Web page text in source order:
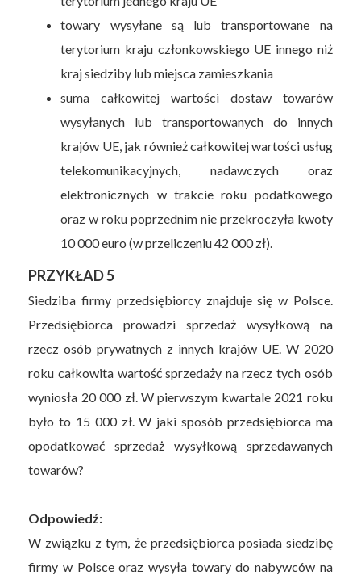
towary wysyłane są lub transportowane na
terytorium kraju członkowskiego UE innego niż
kraj siedziby lub miejsca zamieszkania
suma całkowitej wartości dostaw towarów
wysyłanych lub transportowanych do innych
krajów UE, jak również całkowitej wartości usług
telekomunikacyjnych, nadawczych oraz
elektronicznych w trakcie roku podatkowego
oraz w roku poprzednim nie przekroczyła kwoty
10 000 euro (w przeliczeniu 42 000 zł).
PRZYKŁAD 5
Siedziba firmy przedsiębiorcy znajduje się w Polsce.
Przedsiębiorca prowadzi sprzedaż wysyłkową na
rzecz osób prywatnych z innych krajów UE. W 2020
roku całkowita wartość sprzedaży na rzecz tych osób
wyniosła 20 000 zł. W pierwszym kwartale 2021 roku
było to 15 000 zł. W jaki sposób przedsiębiorca ma
opodatkować sprzedaż wysyłkową sprzedawanych
towarów?
Odpowiedź:
W związku z tym, że przedsiębiorca posiada siedzibę
firmy w Polsce oraz wysyła towary do nabywców na